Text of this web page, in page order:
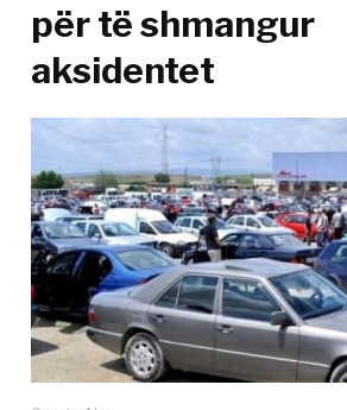
për të shmangur
aksidentet